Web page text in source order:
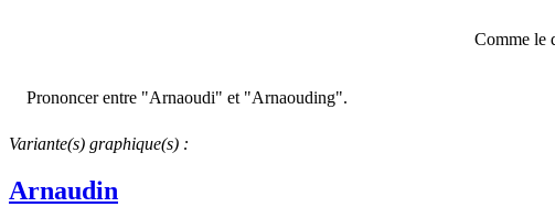
Comme le
Prononcer entre "Arnaoudi" et "Arnaouding".
Variante(s) graphique(s) :
Arnaudin